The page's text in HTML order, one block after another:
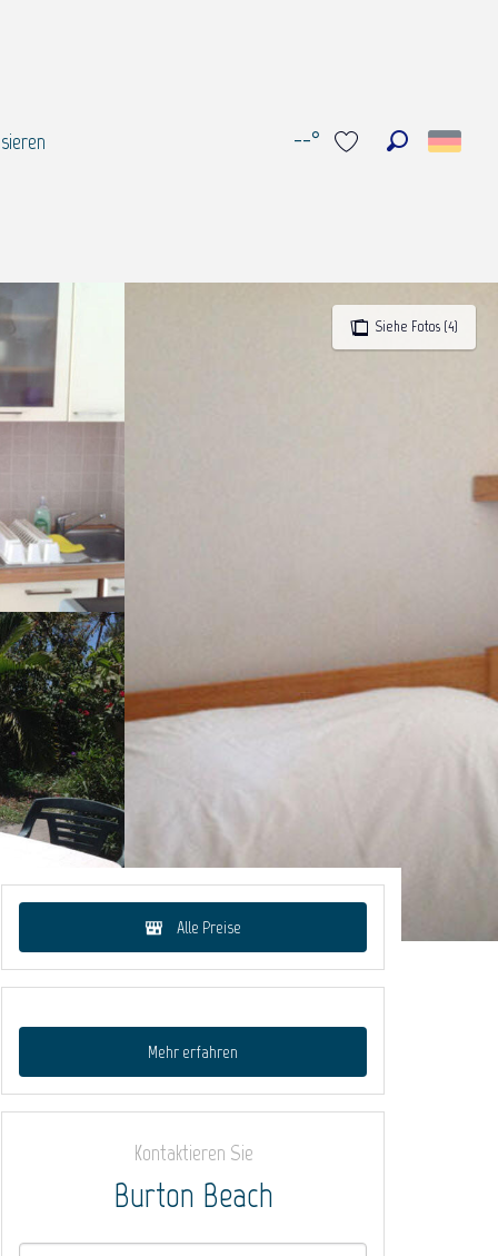
--°
Siehe Fotos (4)
Alle Preise
Mehr erfahren
Kontaktieren Sie
Burton Beach